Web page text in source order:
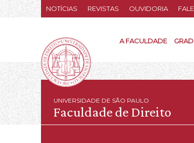
NOTÍCIAS REVISTAS OUVIDORIA
A FACULDADE
UNIVERSIDADE DE SÃO PAULO
Faculdade de Direito